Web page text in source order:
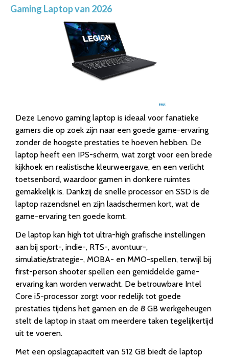
Gaming Laptop van 2026
Deze Lenovo gaming laptop is ideaal voor fanatieke
gamers die op zoek zijn naar een goede game-ervaring
zonder de hoogste prestaties te hoeven hebben. De
laptop heeft een IPS-scherm, wat zorgt voor een brede
kijkhoek en realistische kleurweergave, en een verlicht
toetsenbord, waardoor gamen in donkere ruimtes
gemakkelijk is. Dankzij de snelle processor en SSD is de
laptop razendsnel en zijn laadschermen kort, wat de
game-ervaring ten goede komt.
De laptop kan high tot ultra-high grafische instellingen
aan bij sport-, indie-, RTS-, avontuur-,
simulatie/strategie-, MOBA- en MMO-spellen, terwijl bij
first-person shooter spellen een gemiddelde game-
ervaring kan worden verwacht. De betrouwbare Intel
Core i5-processor zorgt voor redelijk tot goede
prestaties tijdens het gamen en de 8 GB werkgeheugen
stelt de laptop in staat om meerdere taken tegelijkertijd
uit te voeren.
Met een opslagcapaciteit van 512 GB biedt de laptop